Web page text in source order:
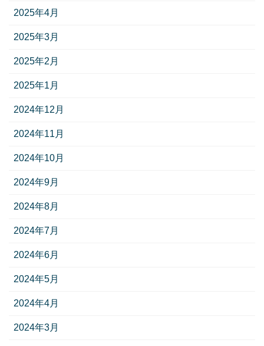
2025年4月
2025年3月
2025年2月
2025年1月
2024年12月
2024年11月
2024年10月
2024年9月
2024年8月
2024年7月
2024年6月
2024年5月
2024年4月
2024年3月